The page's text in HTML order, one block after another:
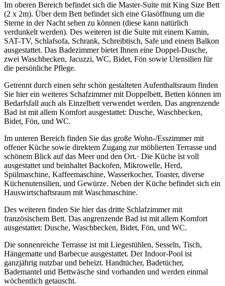
Im oberen Bereich befindet sich die Master-Suite mit King Size Bett
(2 x 2m). Über dem Bett befindet sich eine Glasöffnung um die
Sterne in der Nacht sehen zu können (diese kann natürlich
verdunkelt werden). Des weiteren ist die Suite mit einem Kamin,
SAT-TV, Schlafsofa, Schrank, Schreibtisch, Safe und einem Balkon
ausgestattet. Das Badezimmer bietet Ihnen eine Doppel-Dusche,
zwei Waschbecken, Jacuzzi, WC, Bidet, Fön sowie Utensilien für
die persönliche Pflege.
Getrennt durch einen sehr schön gestalteten Aufenthaltsraum finden
Sie hier ein weiteres Schafzimmer mit Doppelbett, Betten können im
Bedarfsfall auch als Einzelbett verwendet werden. Das angrenzende
Bad ist mit allem Komfort ausgestattet: Dusche, Waschbecken,
Bidet, Fön, und WC.
Im unteren Bereich finden Sie das große Wohn-/Esszimmer mit
offener Küche sowie direktem Zugang zur möblierten Terrasse und
schönem Blick auf das Meer und den Ort.· Die Küche ist voll
ausgestattet und beinhaltet Backofen, Mikrowelle, Herd,
Spülmaschine, Kaffeemaschine, Wasserkocher, Toaster, diverse
Küchenutensilien, und Gewürze. Neben der Küche befindet sich ein
Hauswirtschaftsraum mit Waschmaschine.
Des weiteren finden Sie hier das dritte Schlafzimmer mit
französischem Bett. Das angrenzende Bad ist mit allem Komfort
ausgestattet: Dusche, Waschbecken, Bidet, Fön, und WC.
Die sonnenreiche Terrasse ist mit Liegestühlen, Sesseln, Tisch,
Hängematte und Barbecue ausgestattet. Der Indoor-Pool ist
ganzjährig nutzbar und beheizt. Handtücher, Badetücher,
Bademantel und Bettwäsche sind vorhanden und werden einmal
wöchentlich getauscht.